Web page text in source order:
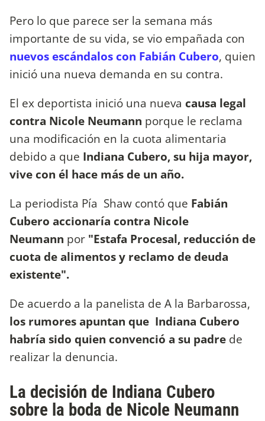
Pero lo que parece ser la semana más
importante de su vida, se vio empañada con
nuevos escándalos con Fabián Cubero, quien
inició una nueva demanda en su contra.
El ex deportista inició una nueva causa legal
contra Nicole Neumann porque le reclama
una modificación en la cuota alimentaria
debido a que Indiana Cubero, su hija mayor,
vive con él hace más de un año.
La periodista Pía Shaw contó que Fabián
Cubero accionaría contra Nicole
Neumann por "Estafa Procesal, reducción de
cuota de alimentos y reclamo de deuda
existente".
De acuerdo a la panelista de A la Barbarossa,
los rumores apuntan que Indiana Cubero
habría sido quien convenció a su padre de
realizar la denuncia.
La decisión de Indiana Cubero
sobre la boda de Nicole Neumann